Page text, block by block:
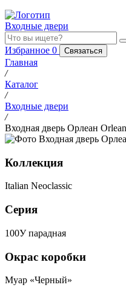
Входные двери
Избранное 0 Связаться
Главная
/
Каталог
/
Входные двери
/
Входная дверь Орлеан
Коллекция
Italian Neoclassic
Серия
100У парадная
Окрас коробки
Муар «Черный»